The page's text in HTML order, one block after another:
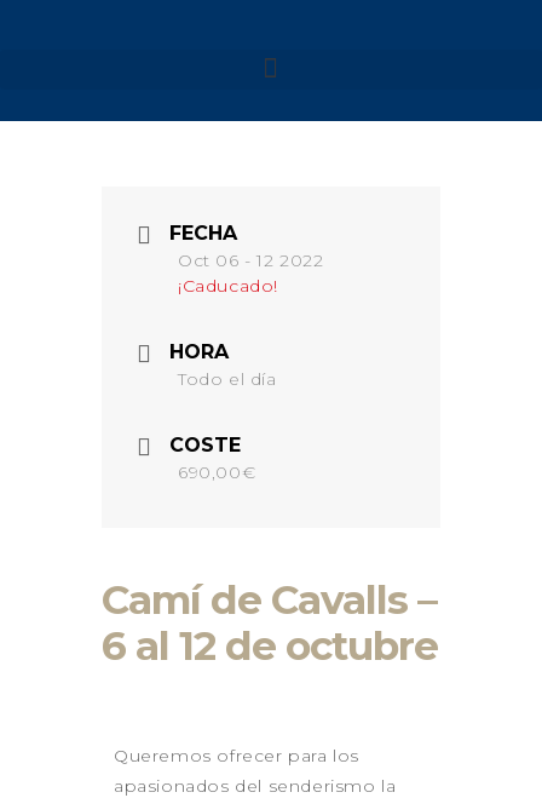
GALICIA – RUTA DE LOS
GALICIA – RIAS BAIXAS –
CONTACTO
FECHA
Oct 06 - 12 2022
¡Caducado!
HORA
Todo el día
COSTE
690,00€
Camí de Cavalls –
6 al 12 de octubre
Queremos ofrecer para los
apasionados del senderismo la